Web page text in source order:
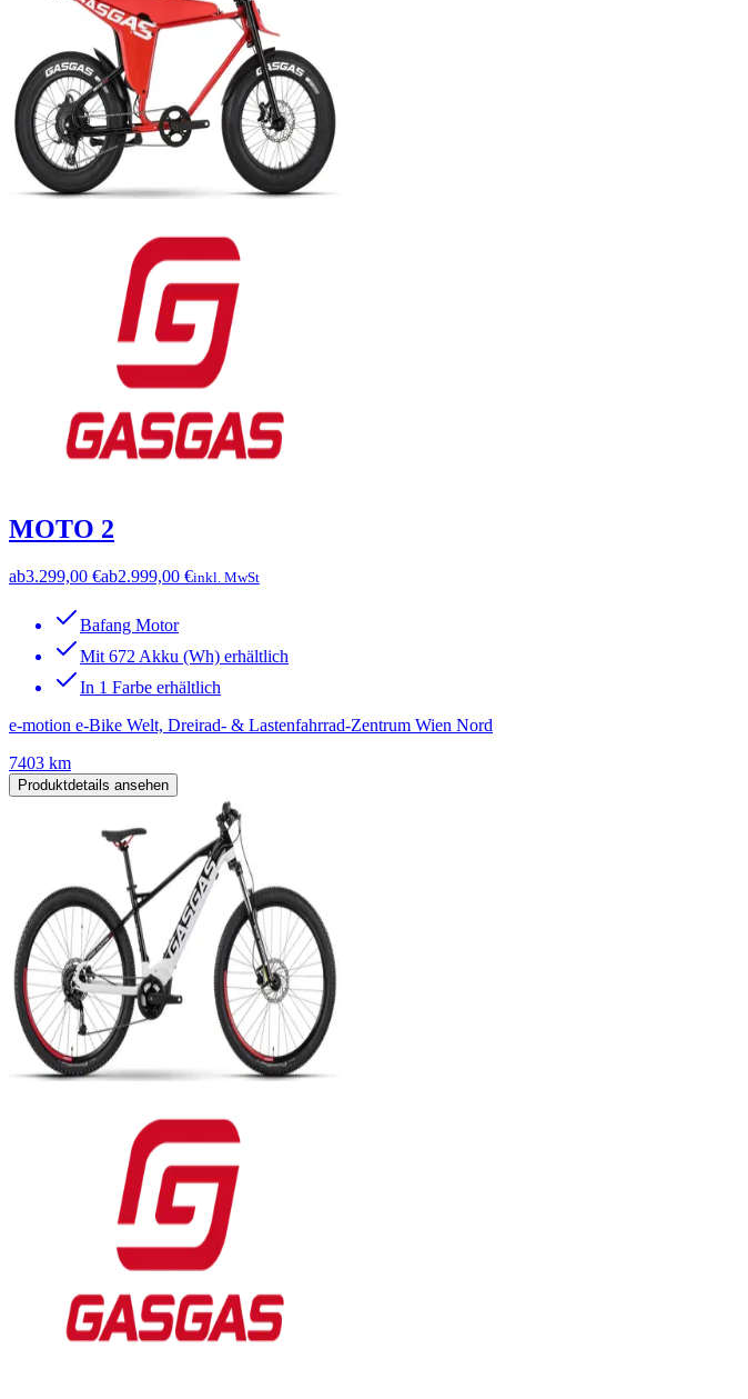
MOTO 2
ab3.299,00 €ab2.999,00 €inkl. MwSt
Bafang Motor
Mit 672 Akku (Wh) erhältlich
In 1 Farbe erhältlich
e-motion e-Bike Welt, Dreirad- & Lastenfahrrad-Zentrum Wien Nord
7403 km
Produktdetails ansehen